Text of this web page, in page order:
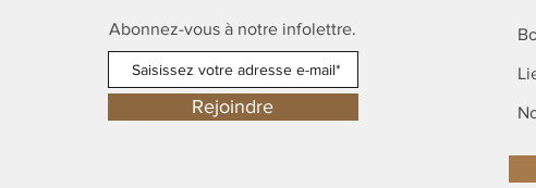
Abonnez-vous à notre infolettre.
Rejoindre